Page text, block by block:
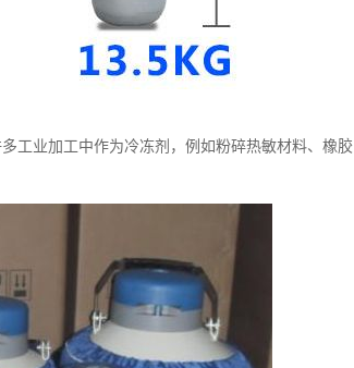
工业加工中作为冷冻剂，例如粉碎热敏材料、橡胶